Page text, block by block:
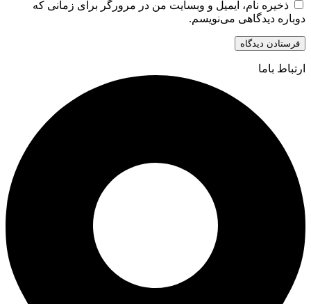
ذخیره نام، ایمیل و وبسایت من در مرورگر برای زمانی که
دوباره دیدگاهی می‌نویسم.
ارتباط باما